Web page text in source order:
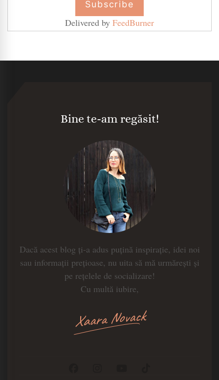
Delivered by FeedBurner
Bine te-am regăsit!
Dacă acest blog ți-a adus puțină inspirație, idei noi
sau informații prețioase, nu uita să mă urmărești și
pe rețelele de socializare!
Cu multă iubire,
Xaara Novack